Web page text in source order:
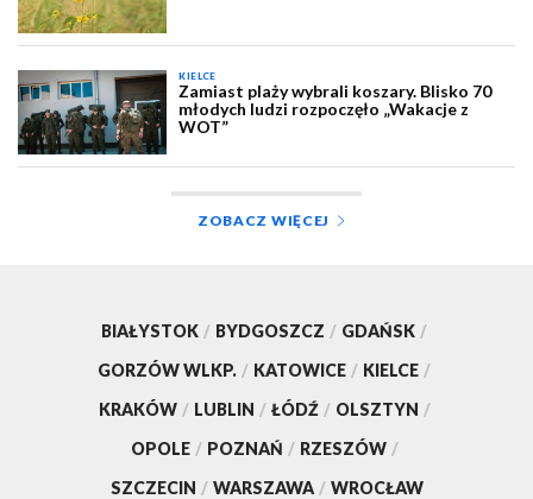
KIELCE
Zamiast plaży wybrali koszary. Blisko 70
młodych ludzi rozpoczęło „Wakacje z
WOT”
ZOBACZ WIĘCEJ
BIAŁYSTOK / BYDGOSZCZ / GDAŃSK /
GORZÓW WLKP. / KATOWICE / KIELCE /
KRAKÓW / LUBLIN / ŁÓDŹ / OLSZTYN /
OPOLE / POZNAŃ / RZESZÓW /
SZCZECIN / WARSZAWA / WROCŁAW